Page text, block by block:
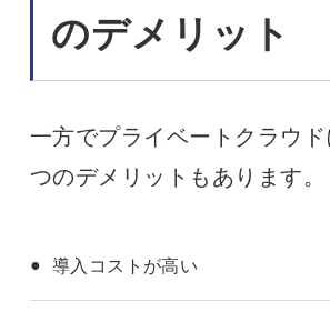
のデメリット
一方でプライベートクラウ
つのデメリットもあります。
導入コストが高い